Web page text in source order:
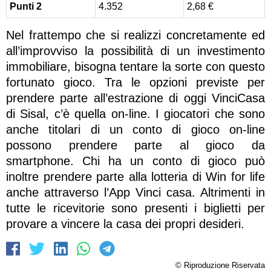
Punti 2 4.352 2,68 €
Nel frattempo che si realizzi concretamente ed
all’improvviso la possibilità di un investimento
immobiliare, bisogna tentare la sorte con questo
fortunato gioco. Tra le opzioni previste per
prendere parte all’estrazione di oggi VinciCasa
di Sisal, c’è quella on-line. I giocatori che sono
anche titolari di un conto di gioco on-line
possono prendere parte al gioco da
smartphone. Chi ha un conto di gioco può
inoltre prendere parte alla lotteria di Win for life
anche attraverso l’App Vinci casa. Altrimenti in
tutte le ricevitorie sono presenti i biglietti per
provare a vincere la casa dei propri desideri.
© Riproduzione Riservata